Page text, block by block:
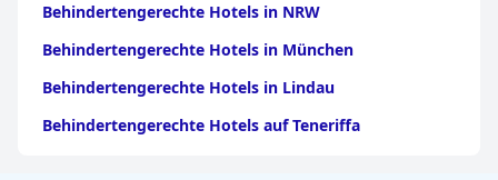
Behindertengerechte Hotels in NRW
Behindertengerechte Hotels in München
Behindertengerechte Hotels in Lindau
Behindertengerechte Hotels auf Teneriffa